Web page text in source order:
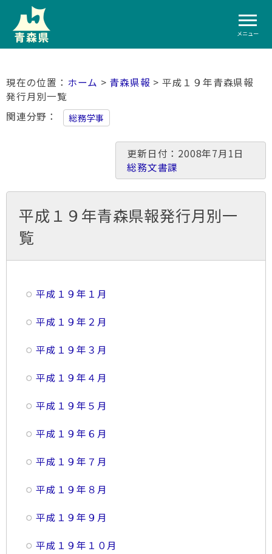
メニュー
ホーム > 青森県報 > 平成１９年青森県報
発行月別一覧
関連分野
総務学事
更新日付：2008年7月1日
総務文書課
平成１９年青森県報発行月別一
覧
平成１９年１月
平成１９年２月
平成１９年３月
平成１９年４月
平成１９年５月
平成１９年６月
平成１９年７月
平成１９年８月
平成１９年９月
平成１９年１０月